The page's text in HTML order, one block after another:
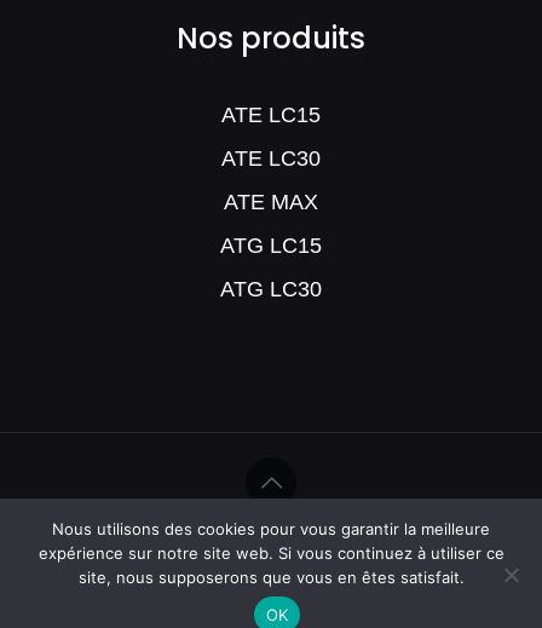
Nos produits
ATE LC15
ATE LC30
ATE MAX
ATG LC15
ATG LC30
©Help Humidité - 2020
Nous utilisons des cookies pour vous garantir la meilleure
expérience sur notre site web. Si vous continuez à utiliser ce
site, nous supposerons que vous en êtes satisfait.
OK